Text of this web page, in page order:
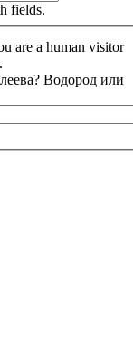
fields.
are a human visitor
Водород или